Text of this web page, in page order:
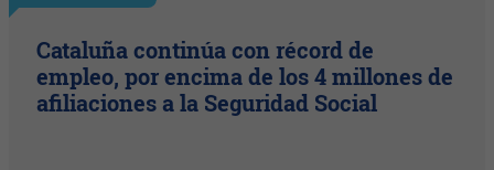
Cataluña continúa con récord de
empleo, por encima de los 4 millones de
afiliaciones a la Seguridad Social